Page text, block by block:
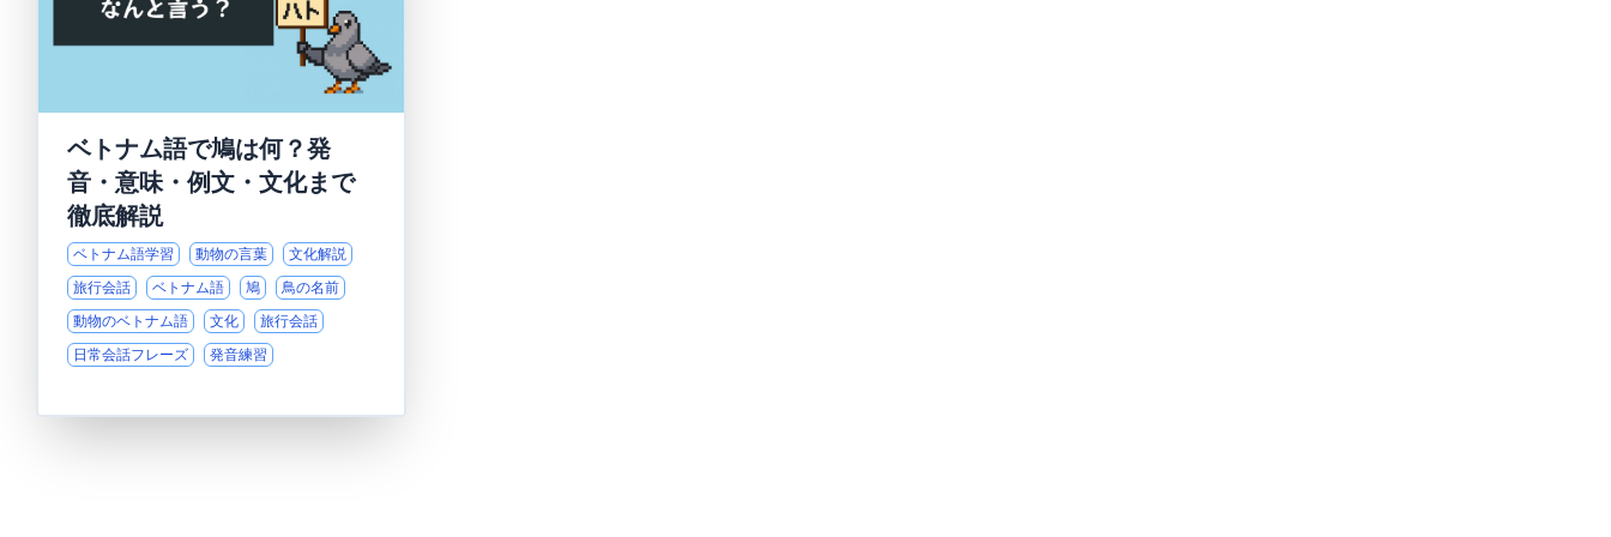
ベトナム語で鳩は何？発
音・意味・例文・文化まで
徹底解説
ベトナム語学習 動物の言葉
文化解説
旅行会話
ベトナム語 鳩
鳥の名前
動物のベトナム語
文化
旅行会話
日常会話フレーズ
発音練習